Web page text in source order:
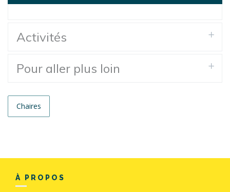
Activités
Pour aller plus loin
Chaires
À PROPOS